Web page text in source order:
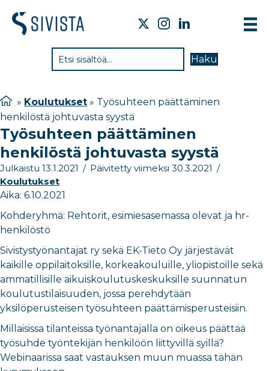
Haku
» Koulutukset » Työsuhteen päättäminen
henkilöstä johtuvasta syystä
Työsuhteen päättäminen
henkilöstä johtuvasta syystä
Julkaistu 13.1.2021 / Päivitetty viimeksi 30.3.2021 /
Koulutukset
Aika: 6.10.2021
Kohderyhmä: Rehtorit, esimiesasemassa olevat ja hr-
henkilöstö
Sivistystyönantajat ry sekä EK-Tieto Oy järjestävät
kaikille oppilaitoksille, korkeakouluille, yliopistoille sekä
ammatillisille aikuiskoulutuskeskuksille suunnatun
koulutustilaisuuden, jossa perehdytään
yksilöperusteisen työsuhteen päättämisperusteisiin.
Millaisissa tilanteissa työnantajalla on oikeus päättää
työsuhde työntekijän henkilöön liittyvillä syillä?
Webinaarissa saat vastauksen muun muassa tähän